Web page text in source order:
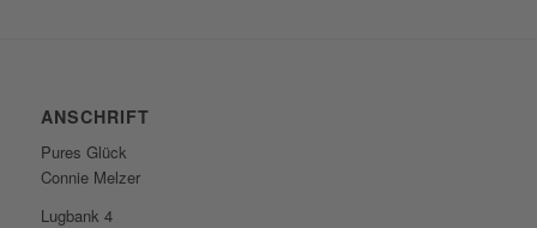
ANSCHRIFT
Pures Glück
Connie Melzer
Lugbank 4